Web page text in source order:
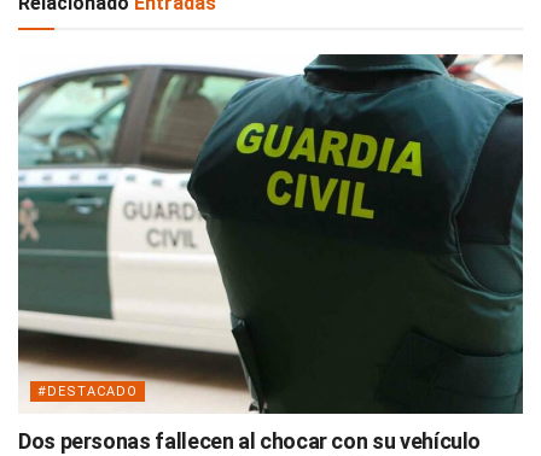
#DESTACADO
Dos personas fallecen al chocar con su vehículo